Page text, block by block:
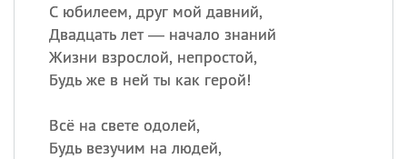
С юбилеем, друг мой давний,
Двадцать лет — начало знаний
Жизни взрослой, непростой,
Будь же в ней ты как герой!
Всё на свете одолей,
Будь везучим на людей,